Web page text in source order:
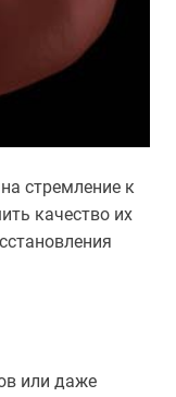
стремление к
качество их
или даже